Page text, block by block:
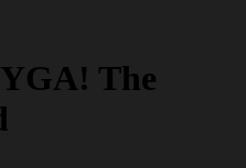
The